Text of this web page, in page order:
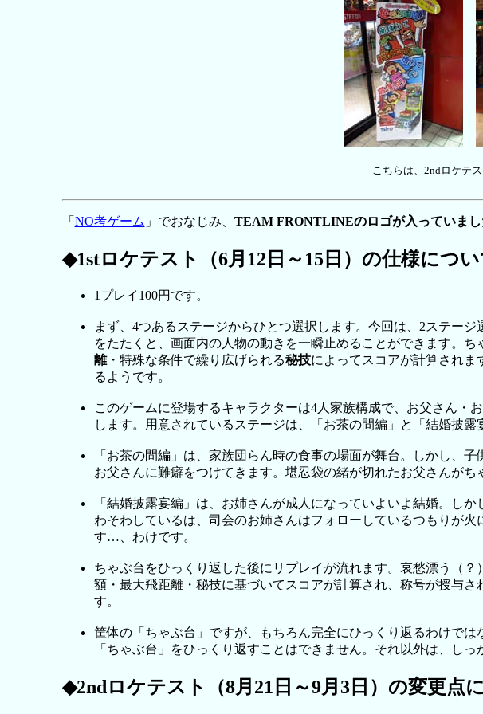
こちらは、2ndロケテ
「 NO考ゲーム 」でおなじみ、 TEAM FRONTLINEのロゴが入っていまし
◆1stロケテスト（6月12日～15日）の仕様につい
1プレイ100円です。
まず、4つあるステージからひとつ選択します。今回は、2ステー
をたたくと、画面内の人物の動きを一瞬止めることができます。
離・特殊な条件で繰り広げられる秘技によってスコアが計算されま
るようです。
このゲームに登場するキャラクターは4人家族構成で、お父さん・
します。用意されているステージは、「お茶の間編」と「結婚披
「お茶の間編」は、家族団らん時の食事の場面が舞台。しかし、
お父さんに難癖をつけてきます。堪忍袋の緒が切れたお父さんが
「結婚披露宴編」は、お姉さんが成人になっていよいよ結婚。し
わそわしているは、司会のお姉さんはフォローしているつもりが
す…、わけです。
ちゃぶ台をひっくり返した後にリプレイが流れます。哀愁漂う（
額・最大飛距離・秘技に基づいてスコアが計算され、称号が授与
す。
筐体の「ちゃぶ台」ですが、もちろん完全にひっくり返るわけで
「ちゃぶ台」をひっくり返すことはできません。それ以外は、しっ
◆2ndロケテスト（8月21日～9月3日）の変更点